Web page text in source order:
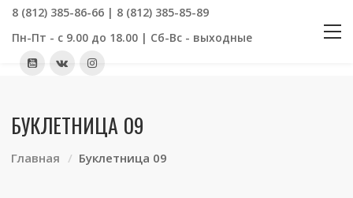
8 (812) 385-86-66 | 8 (812) 385-85-89
Пн-Пт - с 9.00 до 18.00 | Сб-Вс - выходные
БУКЛЕТНИЦА 09
Главная Буклетница 09